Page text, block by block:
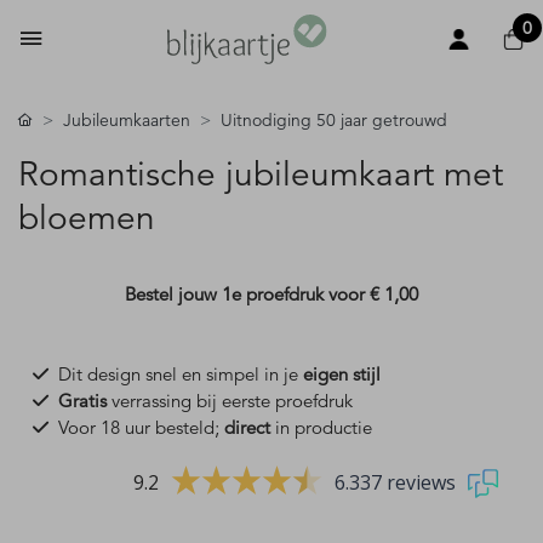
0
Jubileumkaarten Uitnodiging 50 jaar getrouwd
Romantische jubileumkaart met
bloemen
Bestel jouw 1e proefdruk voor€ 1,00
Dit design snel en simpel in je eigen stijl
Gratisverrassing bij eerste proefdruk
Voor 18 uur besteld; directin productie
9.2 6.337 reviews